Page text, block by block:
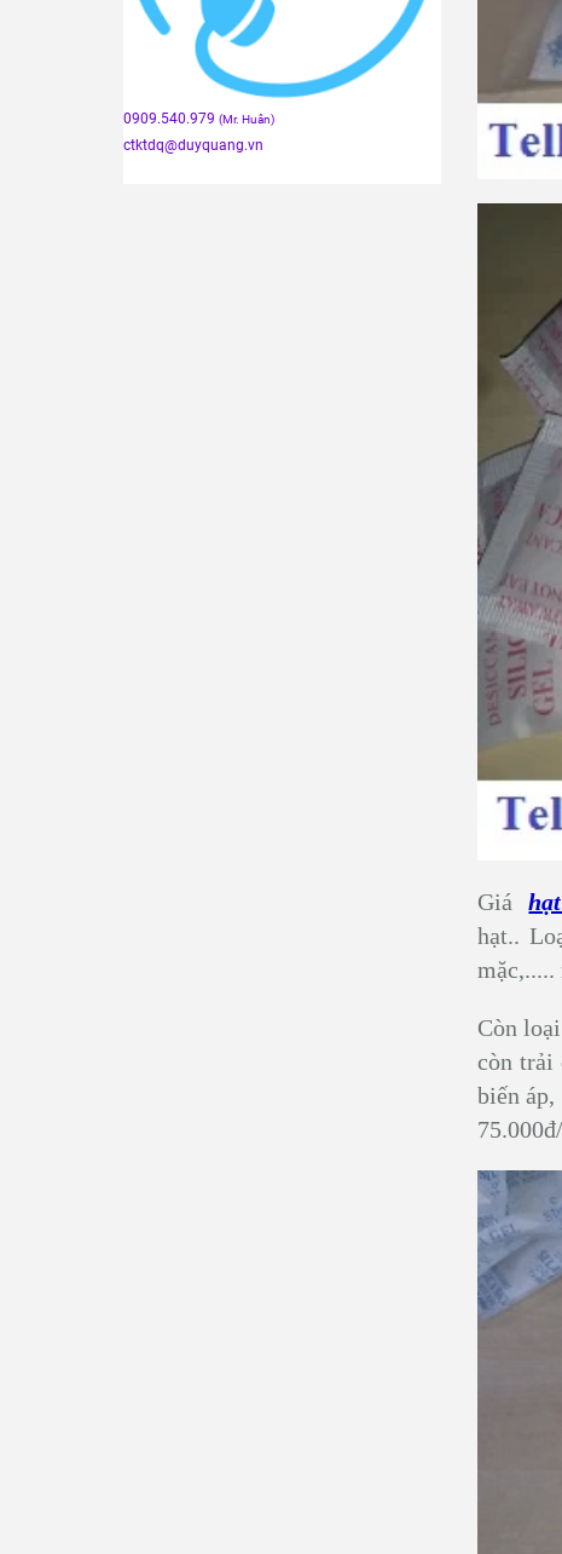
Giá
hạt..
Còn
còn trải
biến
0909.540.979 (Mr. Huân)
ctktdq@duyquang.vn